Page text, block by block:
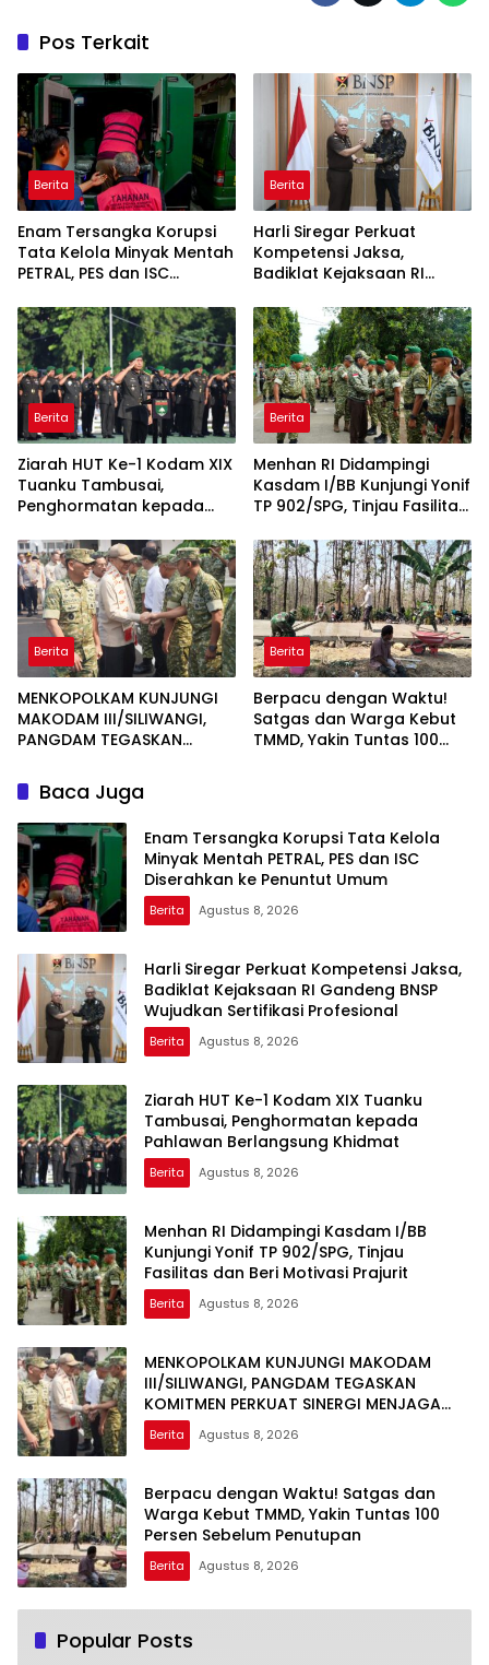
Pos Terkait
Berita
Enam Tersangka Korupsi
Tata Kelola Minyak Mentah
PETRAL, PES dan ISC
Umum
Berita
Harli Siregar Perkuat
Kompetensi Jaksa,
Badiklat Kejaksaan RI
Sertifikasi Profesional
Berita
Ziarah HUT Ke-1 Kodam XIX
Tuanku Tambusai,
Penghormatan kepada
Khidmat
Berita
Menhan RI Didampingi
Kasdam I/BB Kunjungi Yonif
TP 902/SPG, Tinjau Fasilitas
Berita
MENKOPOLKAM KUNJUNGI
MAKODAM III/SILIWANGI,
PANGDAM TEGASKAN
MENJAGA STABILITAS
NASIONAL
Berita
Berpacu dengan Waktu!
Satgas dan Warga Kebut
TMMD, Yakin Tuntas 100
Baca Juga
Enam Tersangka Korupsi Tata Kelola
Minyak Mentah PETRAL, PES dan ISC
Diserahkan ke Penuntut Umum
Berita Agustus 8, 2026
Harli Siregar Perkuat Kompetensi Jaksa,
Badiklat Kejaksaan RI Gandeng BNSP
Wujudkan Sertifikasi Profesional
Berita Agustus 8, 2026
Ziarah HUT Ke-1 Kodam XIX Tuanku
Tambusai, Penghormatan kepada
Pahlawan Berlangsung Khidmat
Berita Agustus 8, 2026
Menhan RI Didampingi Kasdam I/BB
Kunjungi Yonif TP 902/SPG, Tinjau
Fasilitas dan Beri Motivasi Prajurit
Berita Agustus 8, 2026
MENKOPOLKAM KUNJUNGI MAKODAM
III/SILIWANGI, PANGDAM TEGASKAN
KOMITMEN PERKUAT SINERGI MENJAGA
STABILITAS NASIONAL
Berita Agustus 8, 2026
Berpacu dengan Waktu! Satgas dan
Warga Kebut TMMD, Yakin Tuntas 100
Persen Sebelum Penutupan
Berita Agustus 8, 2026
Popular Posts